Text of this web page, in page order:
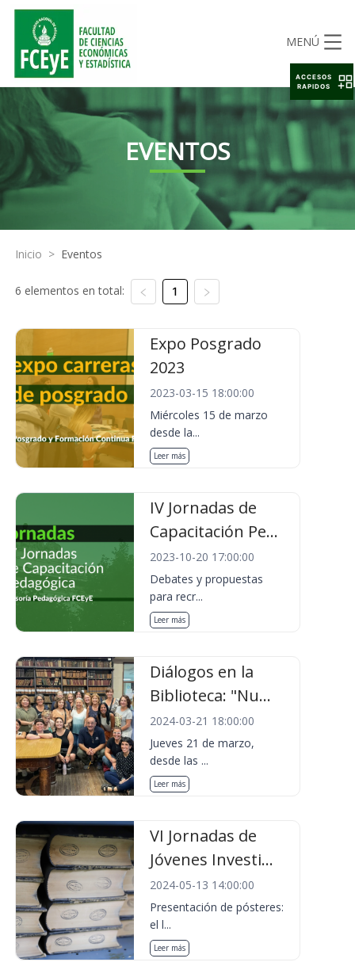
MENÚ
EVENTOS
Inicio > Eventos
6 elementos en total: 1
Expo Posgrado
2023
2023-03-15 18:00:00
Miércoles 15 de marzo
desde la...
Leer más
IV Jornadas de
Capacitación Pe...
2023-10-20 17:00:00
Debates y propuestas
para recr...
Leer más
Diálogos en la
Biblioteca: "Nu...
2024-03-21 18:00:00
Jueves 21 de marzo,
desde las ...
Leer más
VI Jornadas de
Jóvenes Investi...
2024-05-13 14:00:00
Presentación de pósteres:
el l...
Leer más
ACCESOS
RAPIDOS